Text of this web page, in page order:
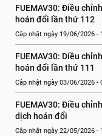
FUEMAV30: Điều
hoán đổi lần thứ 112
Cập nhật ngày 19/06/2026 -
FUEMAV30: Diều
hoán đổi lần thứ 111
Cập nhật ngày 03/06/2026 -
FUEMAV30: Điều
dịch hoán đổi
Cập nhật ngày 22/05/2026 -